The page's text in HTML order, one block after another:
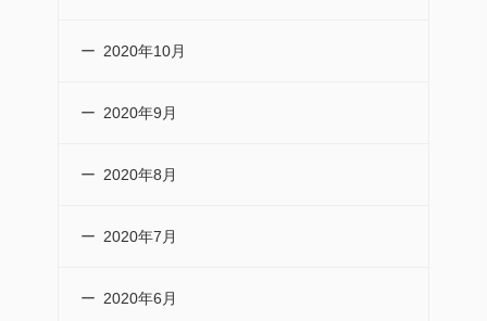
2020年10月
2020年9月
2020年8月
2020年7月
2020年6月